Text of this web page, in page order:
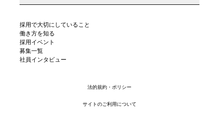
採用で大切にしていること
働き方を知る
採用イベント
募集一覧
社員インタビュー
法的規約・ポリシー
サイトのご利用について